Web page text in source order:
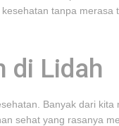
tanpa merasa
di Lidah
Banyak dari kita
sehat yang rasanya